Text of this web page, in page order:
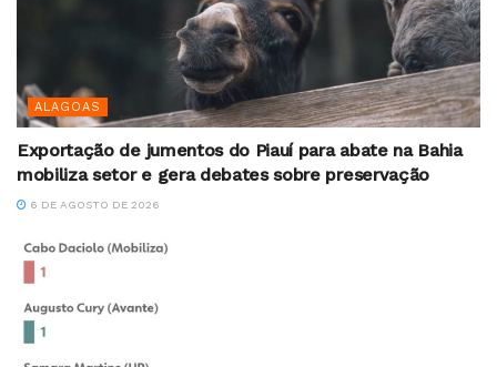
ALAGOAS
Exportação de jumentos do Piauí para abate na Bahia
mobiliza setor e gera debates sobre preservação
6 DE AGOSTO DE 2026